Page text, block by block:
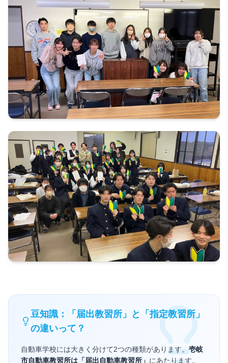
豆知識：「届出教習所」と「指定教習所」
の違いって？
自動車学校には大きく分けて2つの種類があります。壱岐
市自動車教習所は「届出自動車教習所」 にあたります。